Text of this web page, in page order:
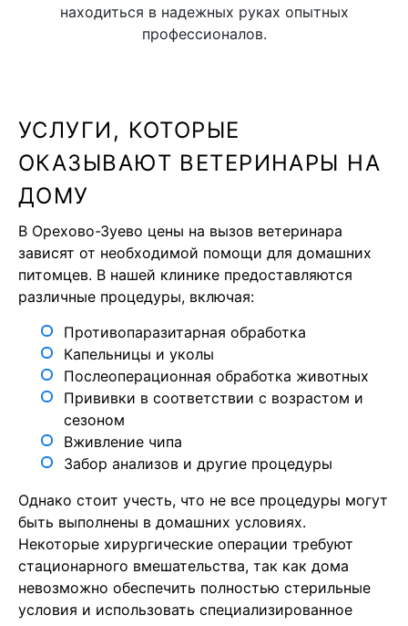
находиться в надежных руках опытных
профессионалов.
УСЛУГИ, КОТОРЫЕ
ОКАЗЫВАЮТ ВЕТЕРИНАРЫ НА
ДОМУ
В Орехово-Зуево цены на вызов ветеринара
зависят от необходимой помощи для домашних
питомцев. В нашей клинике предоставляются
различные процедуры, включая:
Противопаразитарная обработка
Капельницы и уколы
Послеоперационная обработка животных
Прививки в соответствии с возрастом и
сезоном
Вживление чипа
Забор анализов и другие процедуры
Однако стоит учесть, что не все процедуры могут
быть выполнены в домашних условиях.
Некоторые хирургические операции требуют
стационарного вмешательства, так как дома
невозможно обеспечить полностью стерильные
условия и использовать специализированное